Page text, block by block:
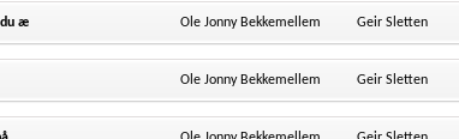
du æ Ole Jonny Bekkemellem Geir Sletten
Ole Jonny Bekkemellem Geir Sletten